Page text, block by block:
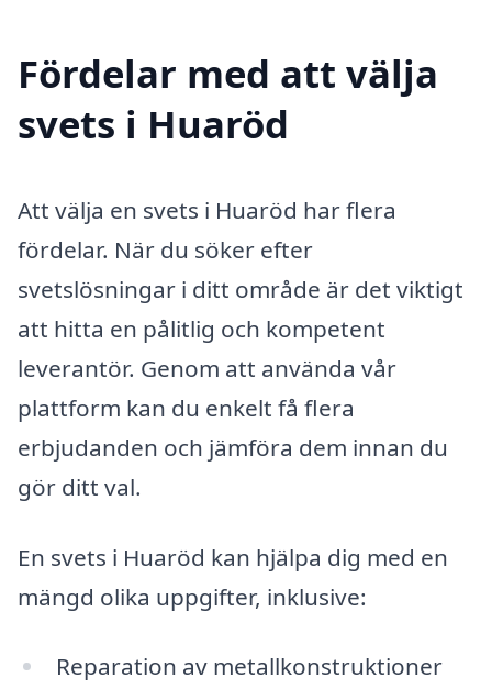
Fördelar med att välja
svets i Huaröd
Att välja en svets i Huaröd har flera
fördelar. När du söker efter
svetslösningar i ditt område är det viktigt
att hitta en pålitlig och kompetent
leverantör. Genom att använda vår
plattform kan du enkelt få flera
erbjudanden och jämföra dem innan du
gör ditt val.
En svets i Huaröd kan hjälpa dig med en
mängd olika uppgifter, inklusive:
Reparation av metallkonstruktioner